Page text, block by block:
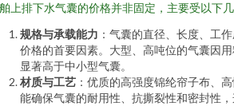
上排下水气囊的价格并非固定，主要受以下
规格与承载能力 ：气囊的直径、长度、工
价格的首要因素。大型、高吨位的气囊因
显著高于中小型气囊。
材质与工艺 ：优质的高强度锦纶帘子布、
能确保气囊的耐用性、抗撕裂性和密封性